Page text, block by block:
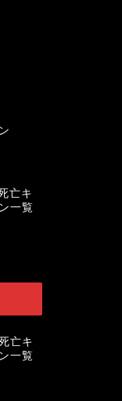
亡キ
一覧
亡キ
一覧